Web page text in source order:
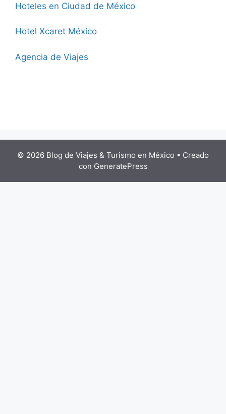
Hoteles en Ciudad de México
Hotel Xcaret México
Agencia de Viajes
© 2026 Blog de Viajes & Turismo en México • Creado
con GeneratePress